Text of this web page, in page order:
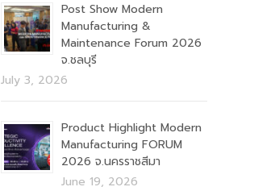
Post Show Modern
Manufacturing &
Maintenance Forum 2026
จ.ชลบุรี
July 3, 2026
Product Highlight Modern
Manufacturing FORUM
2026 จ.นครราชสีมา
June 19, 2026